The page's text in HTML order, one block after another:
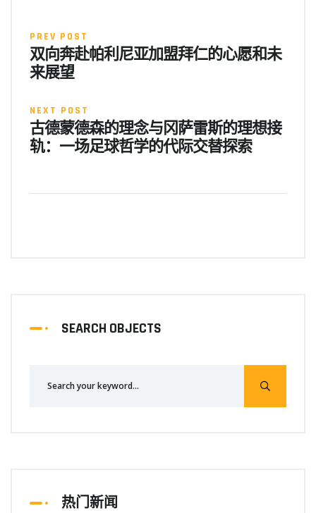
PREV POST
双向奔赴帕利尼亚加盟拜仁的心愿和未
来展望
NEXT POST
古德蒙德森的理念与冈萨雷斯的理想接
轨：一场足球哲学的代际交替探索
SEARCH OBJECTS
热门新闻